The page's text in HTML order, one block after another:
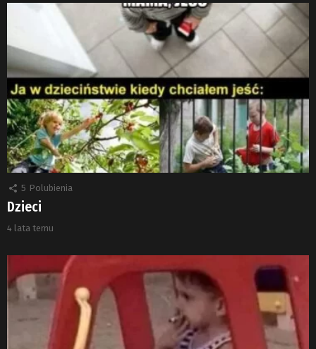
5 Polubienia
Dzieci
4 lata temu